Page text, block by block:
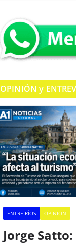
k
OPINIÓN y
ENTRE RÍOS OPINION
Jorge